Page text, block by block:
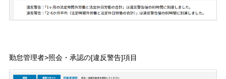
勤怠管理者>照会・承認の[違反警告]項目